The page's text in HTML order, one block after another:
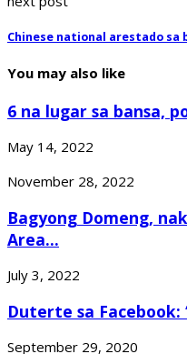
Chinese national arestado sa
You may also like
6 na lugar sa bansa,
May 14, 2022
November 28, 2022
Bagyong Domeng,
Area...
July 3, 2022
Duterte sa Facebook:
September 29, 2020